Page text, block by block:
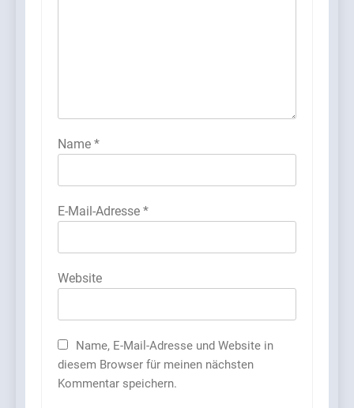
Name *
E-Mail-Adresse *
Website
Name, E-Mail-Adresse und Website in
diesem Browser für meinen nächsten
Kommentar speichern.